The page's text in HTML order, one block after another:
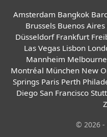
Amsterdam Bangkok
Brussels Buenos Aires
Düsseldorf Frankfurt
Las Vegas Lisbon
Mannheim Melbourne
Montréal München New
Springs Paris Perth
Diego San Francisco
© 2026 -